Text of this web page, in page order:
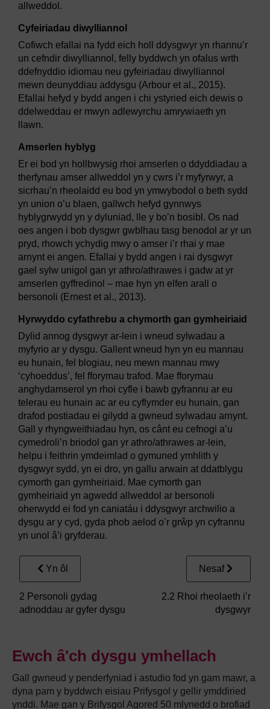
allweddol.
Cyfeiriadau diwylliannol
Cofiwch efallai na fydd eich holl ddysgwyr yn rhannu’r
un cefndir diwylliannol, felly byddwch yn ofalus wrth
ddefnyddio idiomau neu gyfeiriadau diwylliannol
mewn deunyddiau addysgu (Arbour et al., 2015).
Efallai hefyd y bydd angen i chi ystyried eich dewis o
ddelweddau er mwyn adlewyrchu amrywiaeth yn
llawn.
Amserlen hyblyg
Er ei bod yn hollbwysig rhoi amserlen o ddyddiadau a
therfynau amser allweddol yn y cwrs i’r myfyrwyr, a
sicrhau’n rheolaidd eu bod yn ymwybodol o beth sydd
yn union o’u blaen, gallwch hefyd gynnwys
hyblygrwydd yn y dyluniad, lle y bo’n bosibl. Os nad
oes angen i bob dysgwr gwblhau tasg benodol ar yr un
pryd, rhowch ychydig mwy o amser i’r rhai y mae
arnynt ei angen. Efallai y bydd angen i rai dysgwyr
gael sylw unigol gan yr athro/athrawes i gadw at yr
amserlen gyffredinol – mae hyn yn elfen arall o
bersonoli (Ernest et al., 2013).
Hyrwyddo cyfathrebu a chymorth gan gymheiriaid
Dylid annog dysgwyr ar-lein i wneud sylwadau a
myfyrio ar y dysgu. Gallent wneud hyn yn eu mannau
eu hunain, fel blogiau, neu mewn mannau mwy
‘cyhoeddus’, fel fforymau trafod. Mae fforymau
anghydamserol yn rhoi cyfle i bawb gyfrannu ar eu
telerau eu hunain ac ar eu cyflymder eu hunain, gan
drafod postiadau ei gilydd a gwneud sylwadau arnynt.
Gall y rhyngweithiadau hyn, os cânt eu cefnogi a’u
cymedroli’n briodol gan yr athro/athrawes ar-lein,
helpu i feithrin ymdeimlad o gymuned ymhlith y
dysgwyr sydd, yn ei dro, yn gallu arwain at ddatblygu
cymorth gan gymheiriaid. Mae cymorth gan
gymheiriaid yn agwedd allweddol ar bersonoli
oherwydd ei fod yn caniatáu i ddysgwyr archwilio a
dysgu ar y cyd, gyda phob aelod o’r grŵp yn cyfrannu
yn unol â’i gryfderau.
Yn ôl
2 Personoli gydag
adnoddau ar gyfer dysgu
Nesaf
2.2 Rhoi rheolaeth i’r
dysgwyr
Ewch â'ch dysgu ymhellach
Gall gwneud y penderfyniad i astudio fod yn gam mawr, a
dyna pam y byddwch eisiau Prifysgol y gellir ymddiried
ynddi. Mae gan y Brifysgol Agored 50 mlynedd o brofiad